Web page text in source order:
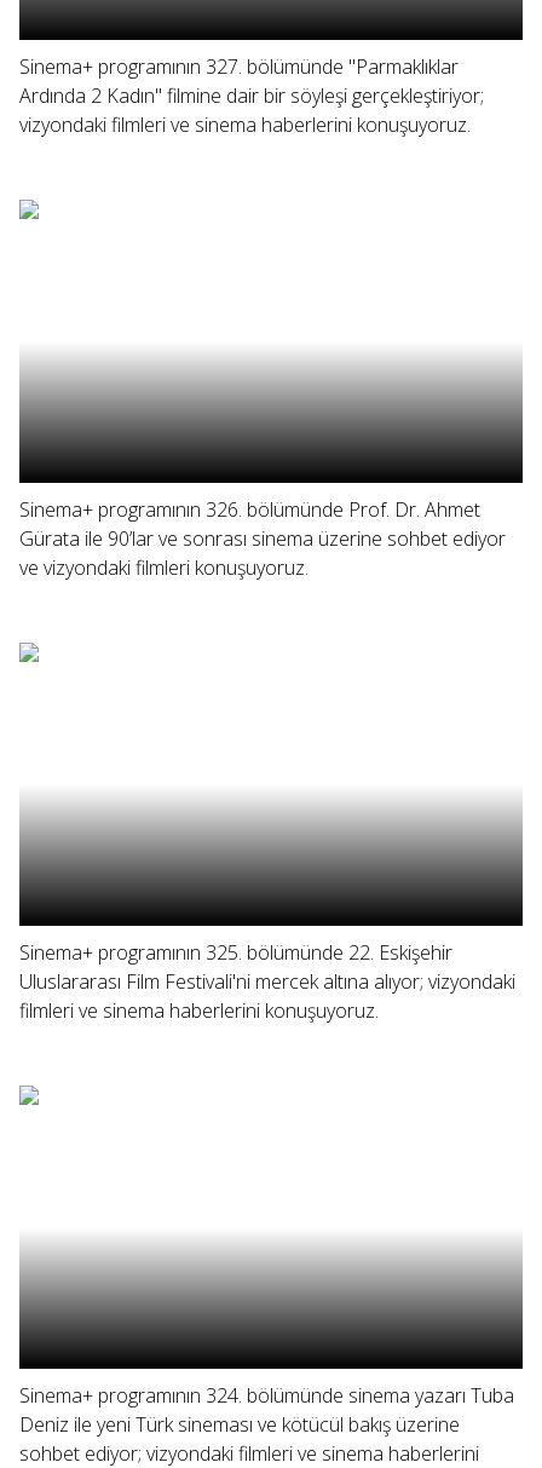
Sinema+ programının 327. bölümünde "Parmaklıklar
Ardında 2 Kadın" filmine dair bir söyleşi gerçekleştiriyor;
vizyondaki filmleri ve sinema haberlerini konuşuyoruz.
Sinema+ programının 326. bölümünde Prof. Dr. Ahmet
Gürata ile 90’lar ve sonrası sinema üzerine sohbet ediyor
ve vizyondaki filmleri konuşuyoruz.
Sinema+ programının 325. bölümünde 22. Eskişehir
Uluslararası Film Festivali'ni mercek altına alıyor; vizyondaki
filmleri ve sinema haberlerini konuşuyoruz.
Sinema+ programının 324. bölümünde sinema yazarı Tuba
Deniz ile yeni Türk sineması ve kötücül bakış üzerine
sohbet ediyor; vizyondaki filmleri ve sinema haberlerini